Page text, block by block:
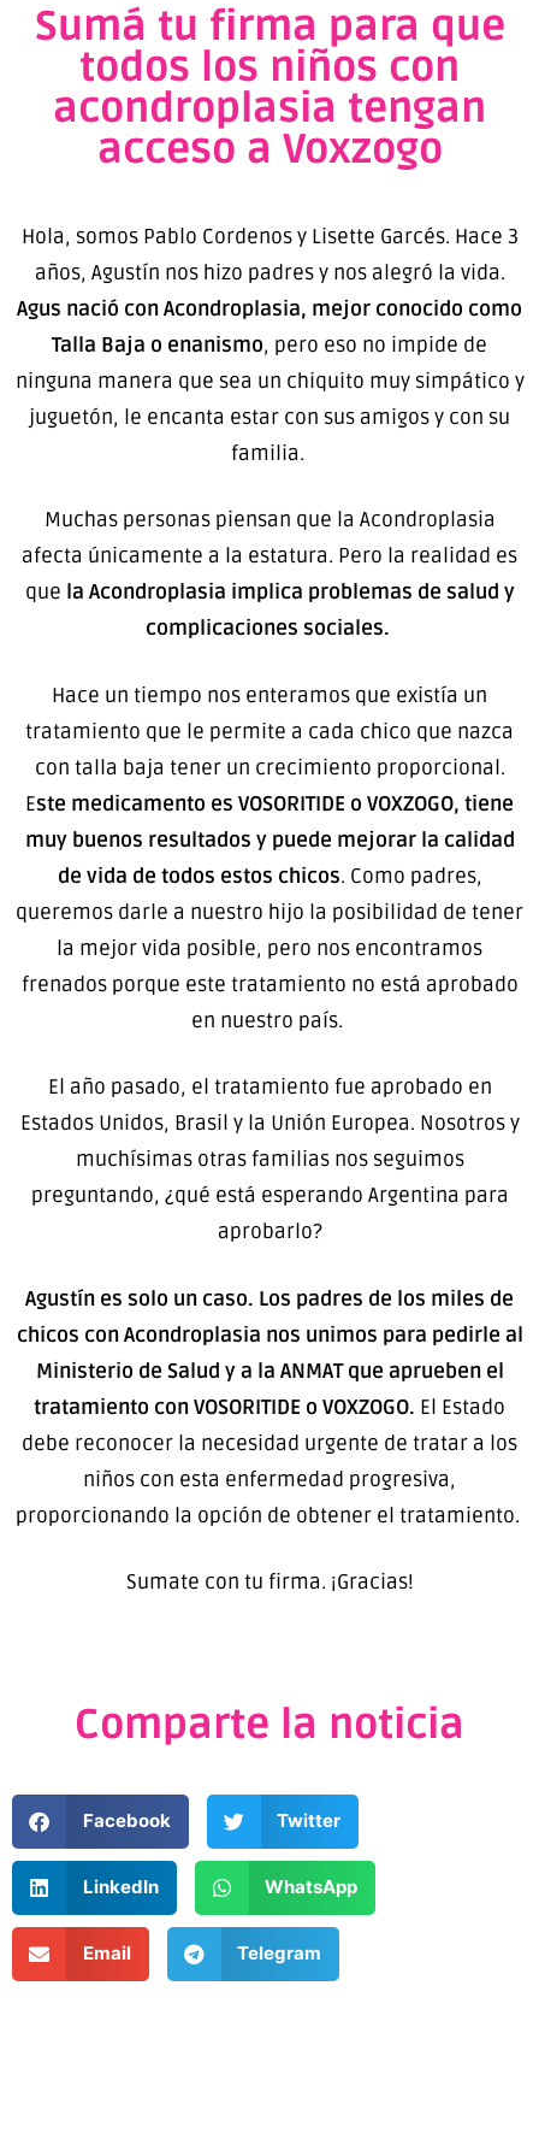
Sumá tu firma para que
todos los niños con
acondroplasia tengan
acceso a Voxzogo
Hola, somos Pablo Cordenos y Lisette Garcés. Hace 3
años, Agustín nos hizo padres y nos alegró la vida.
Agus nació con Acondroplasia, mejor conocido como
Talla Baja o enanismo, pero eso no impide de
ninguna manera que sea un chiquito muy simpático y
juguetón, le encanta estar con sus amigos y con su
familia.
Muchas personas piensan que la Acondroplasia
afecta únicamente a la estatura. Pero la realidad es
que la Acondroplasia implica problemas de salud y
complicaciones sociales.
Hace un tiempo nos enteramos que existía un
tratamiento que le permite a cada chico que nazca
con talla baja tener un crecimiento proporcional.
Este medicamento es VOSORITIDE o VOXZOGO, tiene
muy buenos resultados y puede mejorar la calidad
de vida de todos estos chicos. Como padres,
queremos darle a nuestro hijo la posibilidad de tener
la mejor vida posible, pero nos encontramos
frenados porque este tratamiento no está aprobado
en nuestro país.
El año pasado, el tratamiento fue aprobado en
Estados Unidos, Brasil y la Unión Europea. Nosotros y
muchísimas otras familias nos seguimos
preguntando, ¿qué está esperando Argentina para
aprobarlo?
Agustín es solo un caso. Los padres de los miles de
chicos con Acondroplasia nos unimos para pedirle al
Ministerio de Salud y a la ANMAT que aprueben el
tratamiento con VOSORITIDE o VOXZOGO. El Estado
debe reconocer la necesidad urgente de tratar a los
niños con esta enfermedad progresiva,
proporcionando la opción de obtener el tratamiento.
Sumate con tu firma. ¡Gracias!
Comparte la noticia
Facebook Twitter
LinkedIn WhatsApp
Email Telegram